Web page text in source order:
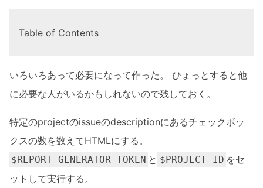
Table of Contents
いろいろあって必要になって作った。 ひょっとすると他
に必要な人がいるかもしれないので残しておく。
特定のprojectのissueのdescriptionにあるチェックボッ
クスの数を数えてHTMLにする。
$REPORT_GENERATOR_TOKEN と $PROJECT_ID をセ
ットして実行する。